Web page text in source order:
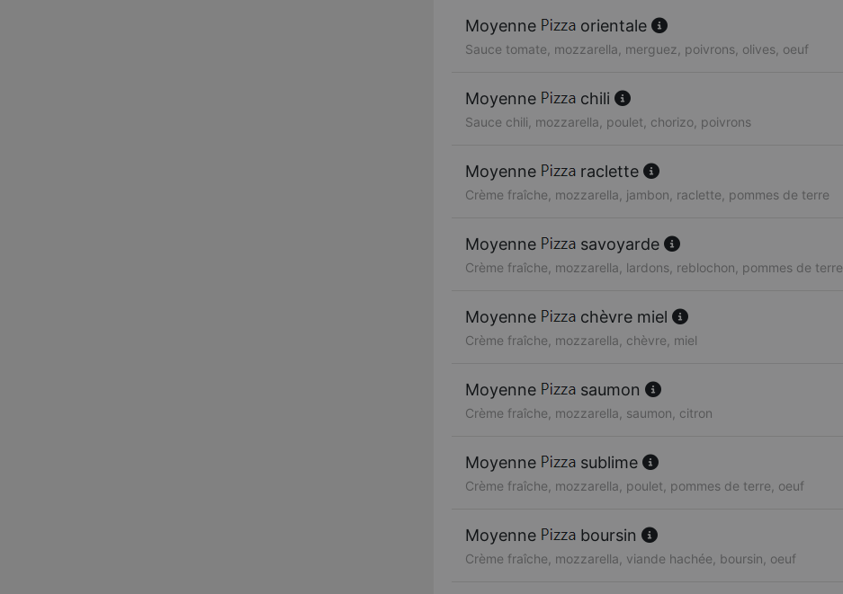
Moyenne orientale
Sauce tomate, mozzarella, merguez, poivrons, olives, oeuf
Moyenne chili
Sauce chili, mozzarella, poulet, chorizo, poivrons
Moyenne raclette
Crème fraîche, mozzarella, jambon, raclette, pommes de terre
Moyenne savoyarde
Crème fraîche, mozzarella, lardons, reblochon, pommes de terre
Moyenne chèvre miel
Crème fraîche, mozzarella, chèvre, miel
Moyenne saumon
Crème fraîche, mozzarella, saumon, citron
Moyenne sublime
Crème fraîche, mozzarella, poulet, pommes de terre, oeuf
Moyenne boursin
Crème fraîche, mozzarella, viande hachée, boursin, oeuf